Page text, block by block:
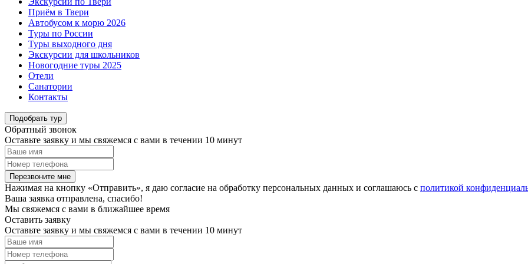
Приём в Твери
Автобусом к морю 2026
Туры по России
Туры выходного дня
Экскурсии для школьников
Новогодние туры 2025
Отели
Санатории
Контакты
Подобрать тур
Обратный звонок
Оставьте заявку и мы свяжемся с вами в течении 10 минут
Перезвоните мне
Нажимая на кнопку «Отправить», я даю согласие на обработку персональных данных и соглашаюсь c политикой
Ваша заявка отправлена, спасибо!
Мы свяжемся с вами в ближайшее время
Оставить заявку
Оставьте заявку и мы свяжемся с вами в течении 10 минут